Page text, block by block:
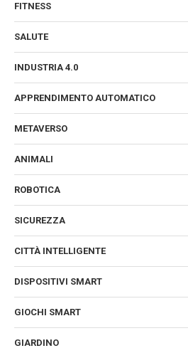
FITNESS
SALUTE
INDUSTRIA 4.0
APPRENDIMENTO AUTOMATICO
METAVERSO
ANIMALI
ROBOTICA
SICUREZZA
CITTÀ INTELLIGENTE
DISPOSITIVI SMART
GIOCHI SMART
GIARDINO